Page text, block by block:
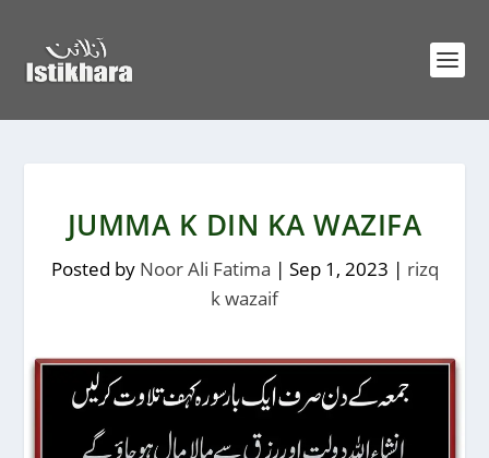
JUMMA K DIN KA WAZIFA
Posted by Noor Ali Fatima | Sep 1, 2023 | rizq
k wazaif